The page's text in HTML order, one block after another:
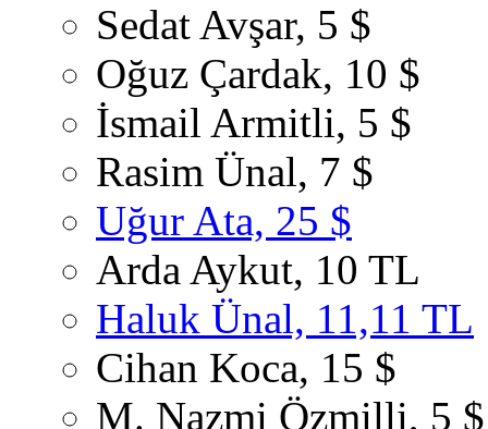
Sedat Avşar, 5 $
Oğuz Çardak, 10 $
İsmail Armitli, 5 $
Rasim Ünal, 7 $
Uğur Ata, 25 $
Arda Aykut, 10 TL
Haluk Ünal, 11,11 TL
Cihan Koca, 15 $
M. Nazmi Özmilli, 5 $